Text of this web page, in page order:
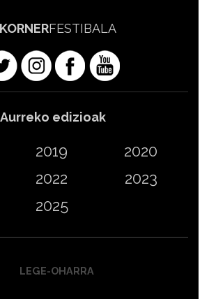
FESTIBALA
Aurreko edizioak
2019
2020
2022
2023
2025
LEGE-OHARRA